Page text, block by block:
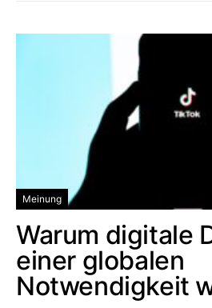
Meinung
Warum digitale
einer globalen
Notwendigkeit